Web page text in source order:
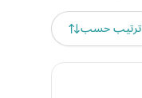
ترتيب حسب